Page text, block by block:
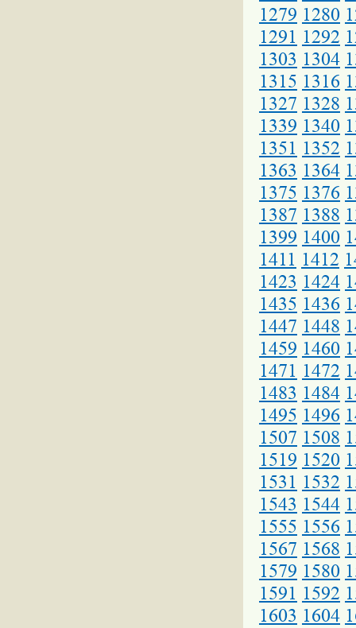
1279 1280
1291 1292
1303 1304
1315 1316
1327 1328
1339 1340
1351 1352
1363 1364
1375 1376
1387 1388
1399 1400
1411 1412
1423 1424
1435 1436
1447 1448
1459 1460
1471 1472
1483 1484
1495 1496
1507 1508
1519 1520
1531 1532
1543 1544
1555 1556
1567 1568
1579 1580
1591 1592
1603 1604